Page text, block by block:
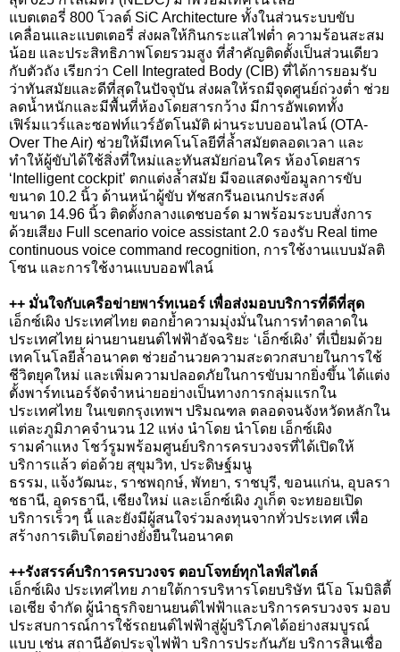
แบตเตอรี่ 800 โวลต์ SiC Architecture ทั้งในส่วนระบบขับ
เคลื่อนและแบตเตอรี่ ส่งผลให้กินกระแสไฟต่ำ ความร้อนสะสม
น้อย และประสิทธิภาพโดยรวมสูง ที่สำคัญติดตั้งเป็นส่วนเดียว
กับตัวถัง เรียกว่า Cell Integrated Body (CIB) ที่ได้การยอมรับ
ว่าทันสมัยและดีที่สุดในปัจจุบัน ส่งผลให้รถมีจุดศูนย์ถ่วงต่ำ ช่วย
ลดน้ำหนักและมีพื้นที่ห้องโดยสารกว้าง มีการอัพเดททั้ง
เฟิร์มแวร์และซอฟท์แวร์อัตโนมัติ ผ่านระบบออนไลน์ (OTA-
Over The Air) ช่วยให้มีเทคโนโลยีที่ล้ำสมัยตลอดเวลา และ
ทำให้ผู้ขับได้ใช้สิ่งที่ใหม่และทันสมัยก่อนใคร ห้องโดยสาร
‘ Intelligent cockpit’ ตกแต่งล้ำสมัย มีจอแสดงข้อมูลการขับ
ขนาด 10.2 นิ้ว ด้านหน้าผู้ขับ ทัชสกรีนอเนกประสงค์
ขนาด 14.96 นิ้ว ติดตั้งกลางแดชบอร์ด มาพร้อมระบบสั่งการ
ด้วยเสียง Full scenario voice assistant 2.0 รองรับ Real time
continuous voice command recognition, การใช้งานแบบมัลติ
โซน และการใช้งานแบบออฟไลน์
++ มั่นใจกับเครือข่ายพาร์ทเนอร์ เพื่อส่งมอบบริการที่ดีที่สุด
เอ็กซ์เผิง ประเทศไทย ตอกย้ำความมุ่งมั่นในการทำตลาดใน
ประเทศไทย ผ่านยานยนต์ไฟฟ้าอัจฉริยะ ‘เอ็กซ์เผิง’ ที่เปี่ยมด้วย
เทคโนโลยีล้ำอนาคต ช่วยอำนวยความสะดวกสบายในการใช้
ชีวิตยุคใหม่ และเพิ่มความปลอดภัยในการขับมากยิ่งขึ้น ได้แต่ง
ตั้งพาร์ทเนอร์จัดจำหน่ายอย่างเป็นทางการกลุ่มแรกใน
ประเทศไทย ในเขตกรุงเทพฯ ปริมณฑล ตลอดจนจังหวัดหลักใน
แต่ละภูมิภาคจำนวน 12 แห่ง นำโดย นำโดย เอ็กซ์เผิง
รามคำแหง โชว์รูมพร้อมศูนย์บริการครบวงจรที่ได้เปิดให้
บริการแล้ว ต่อด้วย สุขุมวิท, ประดิษฐ์มนู
ธรรม, แจ้งวัฒนะ, ราชพฤกษ์, พัทยา, ราชบุรี, ขอนแก่น, อุบลรา
ชธานี, อุดรธานี, เชียงใหม่ และเอ็กซ์เผิง ภูเก็ต จะทยอยเปิด
บริการเร็วๆ นี้ และยังมีผู้สนใจร่วมลงทุนจากทั่วประเทศ เพื่อ
สร้างการเติบโตอย่างยั่งยืนในอนาคต
++รังสรรค์บริการครบวงจร ตอบโจทย์ทุกไลฟ์สไตล์
เอ็กซ์เผิง ประเทศไทย ภายใต้การบริหารโดยบริษัท นีโอ โมบิลิตี้
เอเชีย จำกัด ผู้นำธุรกิจยานยนต์ไฟฟ้าและบริการครบวงจร มอบ
ประสบการณ์การใช้รถยนต์ไฟฟ้าสู่ผู้บริโภคได้อย่างสมบูรณ์
แบบ เช่น สถานีอัดประจุไฟฟ้า บริการประกันภัย บริการสินเชื่อ